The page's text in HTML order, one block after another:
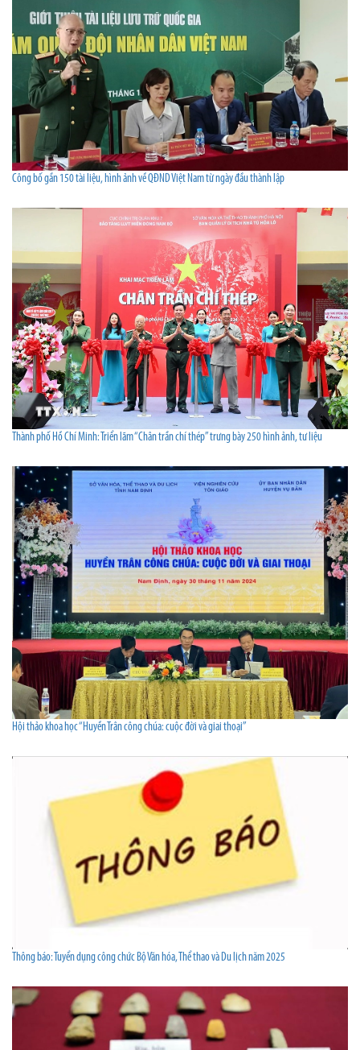
Công bố gần 150 tài liệu, hình ảnh về QĐND Việt Nam từ ngày đầu thành lập
Thành phố Hồ Chí Minh: Triển lãm “Chân trần chí thép” trưng bày 250 hình ảnh, tư liệu
Hội thảo khoa học “Huyền Trân công chúa: cuộc đời và giai thoại”
Thông báo: Tuyển dụng công chức Bộ Văn hóa, Thể thao và Du lịch năm 2025